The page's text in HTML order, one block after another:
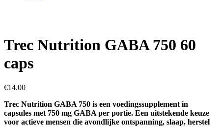
Trec Nutrition GABA 750 60
caps
€14.00
Trec Nutrition GABA 750 is een voedingssupplement in
capsules met 750 mg GABA per portie. Een uitstekende keuze
voor actieve mensen die avondlijke ontspanning, slaap, herstel